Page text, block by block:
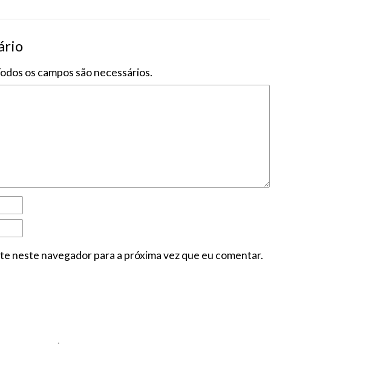
os campos são necessários.
neste navegador para a próxima vez que eu comentar.
.